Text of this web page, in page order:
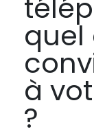
quel
à
?